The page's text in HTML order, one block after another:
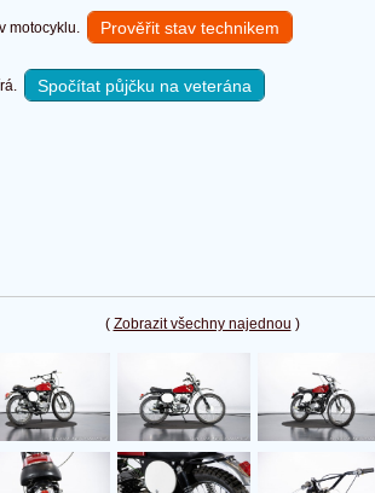
motocyklu. Prověřit stav technikem
Spočítat půjčku na veterána
( Zobrazit všechny najednou )